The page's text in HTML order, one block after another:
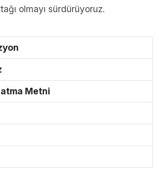
olmayı sürdürüyoruz.
Metni